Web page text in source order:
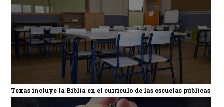
Texas incluye la Biblia en el currículo de las escuelas públicas